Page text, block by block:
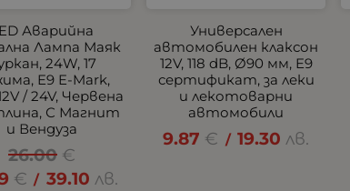
Аварийна
Лампа Маяк
24W, 17
E9 E-Mark,
/ 24V, Червена
С Магнит
и Вендуза
26.00 €
€ / 39.10 лв.
Универсален
автомобилен клаксон
12V, 118 dB, Ø90 мм, E9
сертификат, за леки
и лекотоварни
автомобили
9.87 € / 19.30 лв.